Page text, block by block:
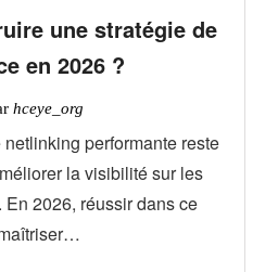
une stratégie de
en 2026 ?
hceye_org
performante reste
la visibilité sur les
2026, réussir dans ce